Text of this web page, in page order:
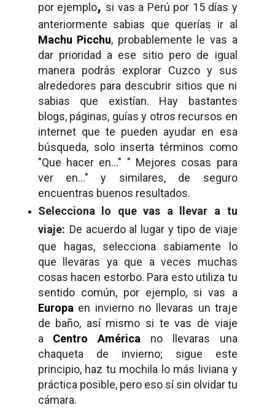
por ejemplo, si vas a Perú por 15 días y
anteriormente sabias que querías ir al
Machu Picchu, probablemente le vas a
dar prioridad a ese sitio pero de igual
manera podrás explorar Cuzco y sus
alrededores para descubrir sitios que ni
sabias que existían. Hay bastantes
blogs, páginas, guías y otros recursos en
internet que te pueden ayudar en esa
búsqueda, solo inserta términos como
"Que hacer en..." " Mejores cosas para
ver en..." y similares, de seguro
encuentras buenos resultados.
Selecciona lo que vas a llevar a tu
viaje: De acuerdo al lugar y tipo de viaje
que hagas, selecciona sabiamente lo
que llevaras ya que a veces muchas
cosas hacen estorbo. Para esto utiliza tu
sentido común, por ejemplo, si vas a
Europa en invierno no llevaras un traje
de baño, así mismo si te vas de viaje
a Centro América no llevaras una
chaqueta de invierno; sigue este
principio, haz tu mochila lo más liviana y
práctica posible, pero eso sí sin olvidar tu
cámara.